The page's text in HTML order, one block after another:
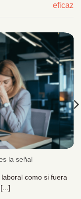
eficaz
la señal
como si fuera